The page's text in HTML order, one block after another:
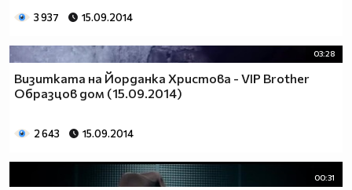
3 937 15.09.2014
03:28
Визитката на Йорданка Христова - VIP Brother
Образцов дом (15.09.2014)
2 643 15.09.2014
00:31